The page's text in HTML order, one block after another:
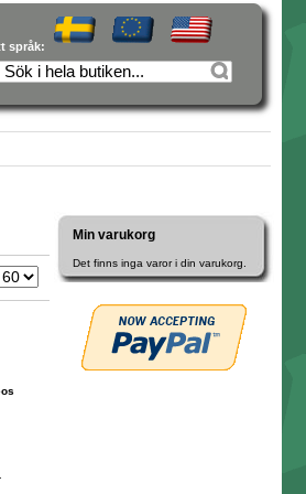
språk:
Min varukorg
Det finns inga varor i din varukorg.